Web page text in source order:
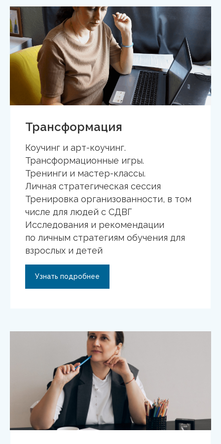
Трансформация
Коучинг и арт-коучинг.
Трансформационные игры.
Тренинги и мастер-классы.
Личная стратегическая сессия
Тренировка организованности, в том
числе для людей с СДВГ
Исследования и рекомендации
по личным стратегиям обучения для
взрослых и детей
Узнать подробнее